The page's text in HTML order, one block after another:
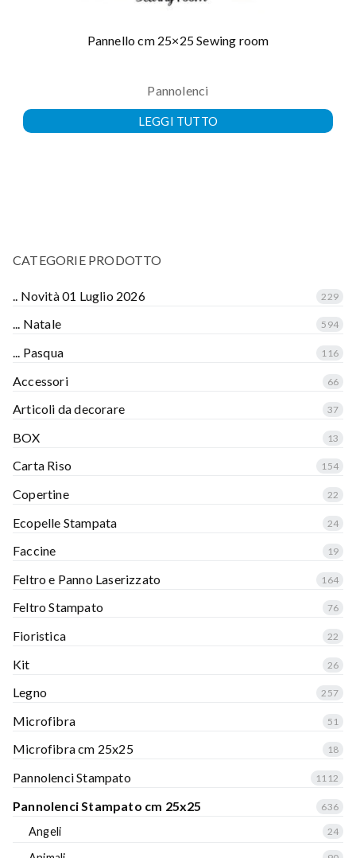
Pannello cm 25×25 Sewing room
Pannolenci
LEGGI TUTTO
CATEGORIE PRODOTTO
.. Novità 01 Luglio 2026 229
... Natale 594
... Pasqua 116
Accessori 66
Articoli da decorare 37
BOX 13
Carta Riso 154
Copertine 22
Ecopelle Stampata 24
Faccine 19
Feltro e Panno Laserizzato 164
Feltro Stampato 76
Fioristica 22
Kit 26
Legno 257
Microfibra 51
Microfibra cm 25x25 18
Pannolenci Stampato 1112
Pannolenci Stampato cm 25x25 636
Angeli 24